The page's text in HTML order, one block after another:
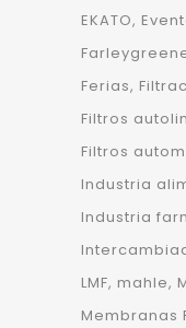
EKATO
Ferias
Filtros
Filtros
Industria
Industria
LMF mahle
Membranas